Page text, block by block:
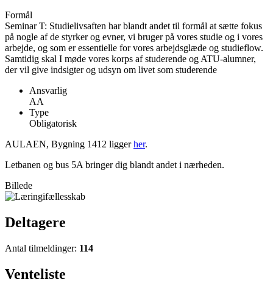
Formål
Seminar T: Studielivsaften har blandt andet til formål at sætte fokus
på nogle af de styrker og evner, vi bruger på vores studie og i vores
arbejde, og som er essentielle for vores arbejdsglæde og studieflow.
Samtidig skal I møde vores korps af studerende og ATU-alumner,
der vil give indsigter og udsyn om livet som studerende
Ansvarlig
AA
Type
Obligatorisk
AULAEN, Bygning 1412 liggerher.
Letbanen og bus 5A bringer dig blandt andet i nærheden.
Billede
Deltagere
Antal tilmeldinger: 114
Venteliste